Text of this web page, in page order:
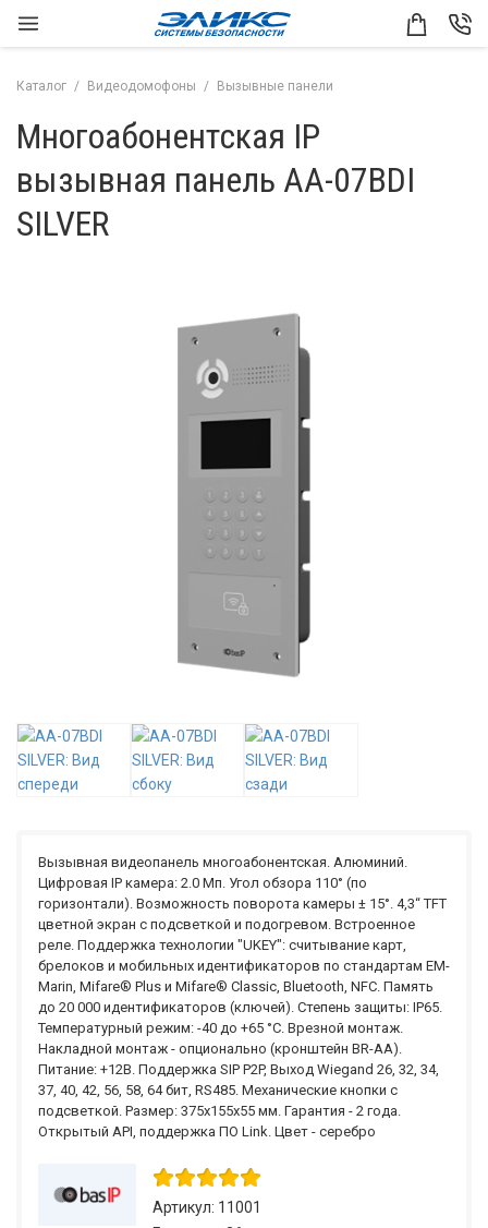
Каталог Видеодомофоны Вызывные панели
Многоабонентская IP
вызывная панель AA-07BDI
SILVER
Вызывная видеопанель многоабонентская. Алюминий.
Цифровая IP камера: 2.0 Мп. Угол обзора 110° (по
горизонтали). Возможность поворота камеры ± 15°. 4,3“ TFT
цветной экран с подсветкой и подогревом. Встроенное
реле. Поддержка технологии "UKEY": считывание карт,
брелоков и мобильных идентификаторов по стандартам EM-
Marin, Mifare® Plus и Mifare® Classic, Bluetooth, NFC. Память
до 20 000 идентификаторов (ключей). Степень защиты: IP65.
Температурный режим: -40 до +65 °C. Врезной монтаж.
Накладной монтаж - опционально (кронштейн BR-AA).
Питание: +12В. Поддержка SIP P2P, Выход Wiegand 26, 32, 34,
37, 40, 42, 56, 58, 64 бит, RS485. Механические кнопки с
подсветкой. Размер: 375х155х55 мм. Гарантия - 2 года.
Открытый API, поддержка ПО Link. Цвет - серебро
Артикул: 11001